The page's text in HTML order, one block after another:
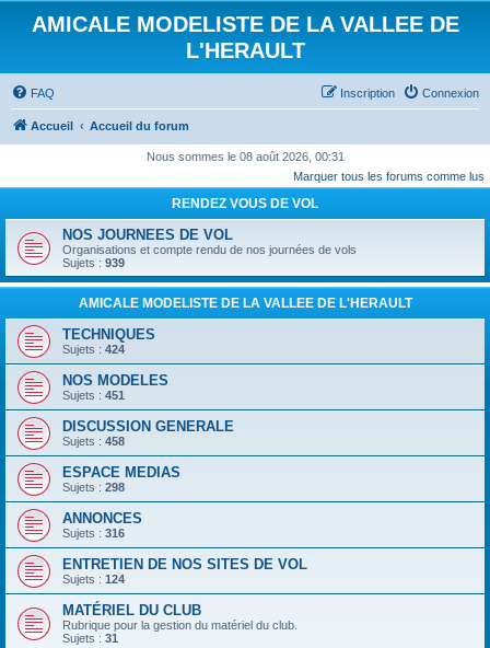
AMICALE MODELISTE DE LA VALLEE DE
L'HERAULT
FAQ Connexion
Inscription
Accueil Accueil du forum
Nous sommes le 08 août 2026, 00:31
Marquer tous les forums comme lus
RENDEZ VOUS DE VOL
NOS JOURNEES DE VOL
Organisations et compte rendu de nos journées de vols
Sujets : 939
AMICALE MODELISTE DE LA VALLEE DE L'HERAULT
TECHNIQUES
Sujets : 424
NOS MODELES
Sujets : 451
DISCUSSION GENERALE
Sujets : 458
ESPACE MEDIAS
Sujets : 298
ANNONCES
Sujets : 316
ENTRETIEN DE NOS SITES DE VOL
Sujets : 124
MATÉRIEL DU CLUB
Rubrique pour la gestion du matériel du club.
Sujets : 31